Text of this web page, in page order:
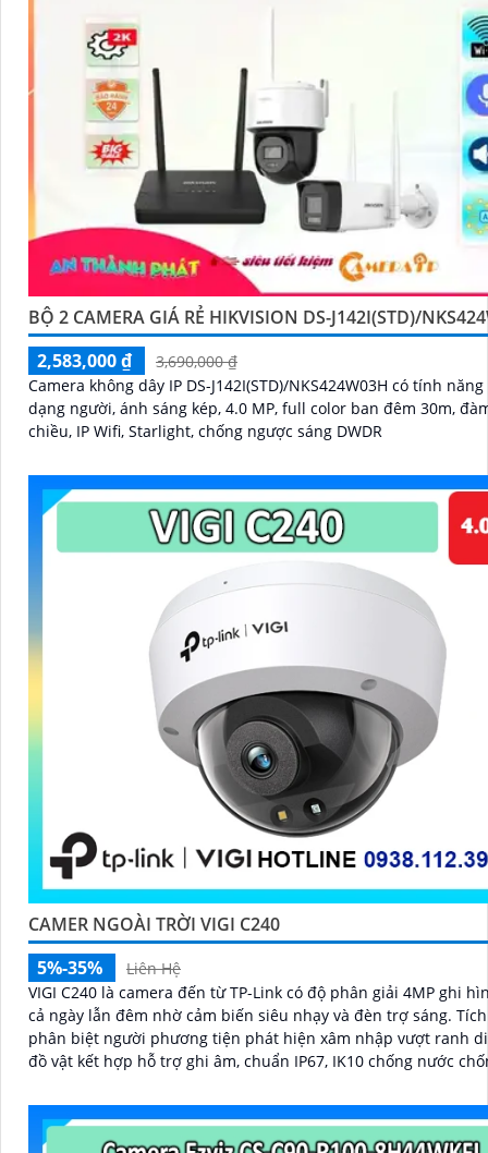
BỘ 2 CAMERA GIÁ RẺ HIKVISION DS-J142I(STD)/
2,583,000 ₫
3,690,000 ₫
Camera không dây IP DS-J142I(STD)/NKS424W03H có tính
dạng người, ánh sáng kép, 4.0 MP, full color ban đêm 30m,
chiều, IP Wifi, Starlight, chống ngược sáng DWDR
CAMER NGOÀI TRỜI VIGI C240
5%-35%
Liên Hệ
VIGI C240 là camera đến từ TP-Link có độ phân giải 4MP ghi
cả ngày lẫn đêm nhờ cảm biến siêu nhạy và đèn trợ sáng. Tích hợp AI
phân biệt người phương tiện phát hiện xâm nhập vượt ranh
đồ vật kết hợp hỗ trợ ghi âm, chuẩn IP67, IK10 chống nước